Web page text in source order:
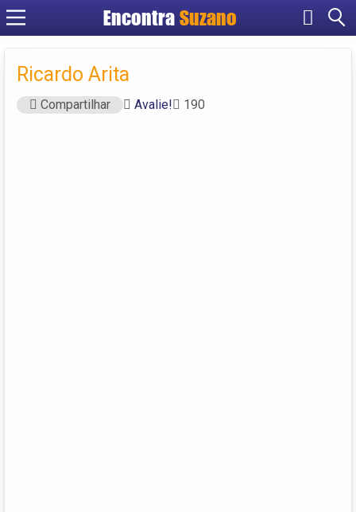
EncontraSuzano
Cadastrar empresa
Ricardo Arita
Compartilhar Avalie! 190